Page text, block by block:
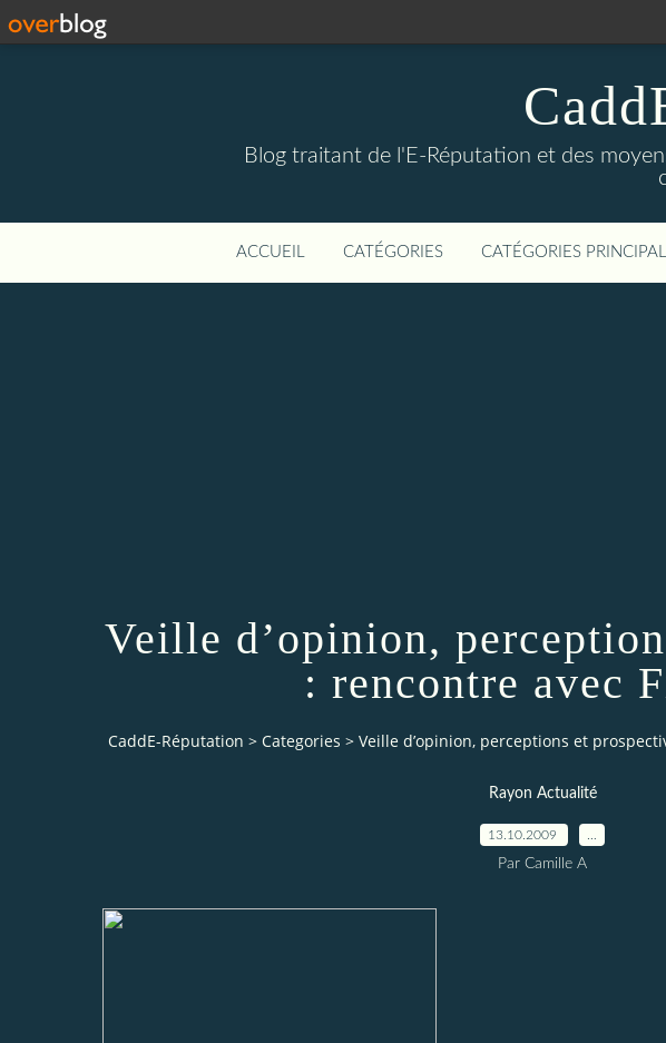
Blog traitant de l'E-Réputation et des
ACCUEIL CATÉGORIES CATÉGORIES
Veille d’opinion,
: rencontre avec
CaddE-Réputation > Categories > Veille d’opinion, perceptions et
Rayon Actualité
13.10.2009
Par Camille A